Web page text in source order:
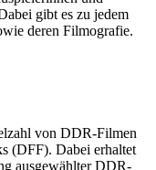
gibt es zu jedem
deren Filmografie.
von DDR-Filmen
(DFF). Dabei erhaltet
ausgewählter DDR-